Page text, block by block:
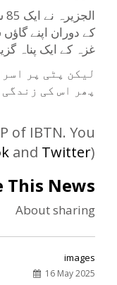
کے دوران اپنے
غزہ کے ایک پناہ
لیکن پٹی پر
پھر اس کی
of IBTN. You
and Twitter)
This News
About sharing
16 May 2025